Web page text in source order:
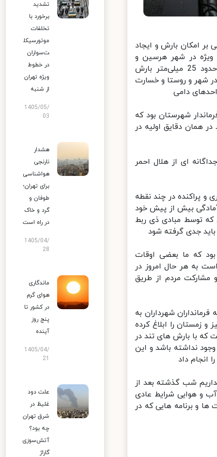
امکان بارش و ایجاد
در شهر هرسین و
تعدادی از روستاهای شهرستان بودیم و در فاصله کمتر از یک ساعت حدود 25 میلی‌متر بارش
شهر و روستا و خسارت
دامی
شهرستان بود که
همان دقایق اولیه در
ای از هلال احمر
پراکنده در چند نقطه
بیش از پیش خود
توسط مبادی ذی ربط
جدی گرفته شود
که ما بعضی اوقات
به هر حال امروز در
مردم از طریق
شهرداران به
را ابلاغ کرده
با بارش های تند در
نداشته باشد و این
داد
شب گذشته بعد از
و هوایی شرایط عادی
و برنامه هایی که در
تشدید
برخورد با
تخلفات
موتورسیکل
ت‌سواران
در خطوط
ویژه تهران
از شنبه
1405/05/
03
هشدار
نارنجی
هواشناسی
برای تهران؛
طوفان و
گرد و خاک
در راه است
1405/04/
28
ماندگاری
هوای گرم
در کشور تا
پنج روز
آینده
1405/04/
علت دود
غلیظ در
شرق تهران
چه بود؟
آتش‌سوزی
گاراژ